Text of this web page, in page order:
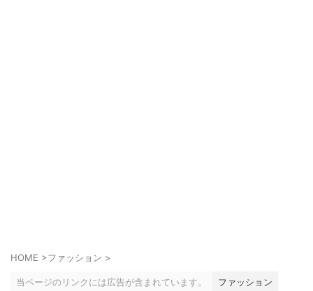
HOME >ファッション >
当ページのリンクには広告が含まれています。 ファッション